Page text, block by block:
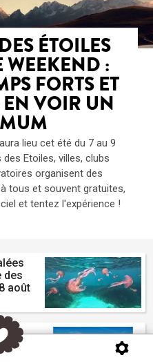
ÉTOILES
WEEKEND :
FORTS ET
EN VOIR UN
lieu cet été du 7 au 9
Etoiles, villes, clubs
organisent des
tous et souvent gratuites,
et tentez l'expérience !
des
août